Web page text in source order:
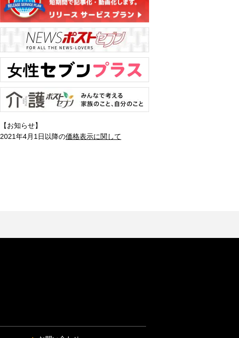
【お知らせ】
2021年4月1日以降の価格表示に関して